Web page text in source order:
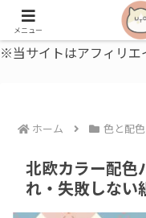
うとの部屋｜毎日に、
※当サイトはアフィリエ
ホーム 色と配色
北欧カラー配色
れ・失敗しない
メニュー